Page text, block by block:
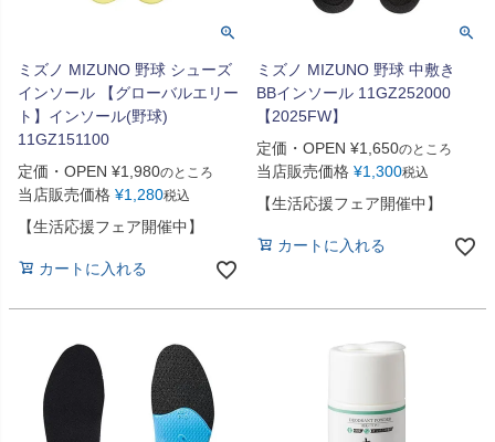
ミズノ MIZUNO 野球 シューズ
インソール 【グローバルエリー
ト】インソール(野球)
11GZ151100
定価・OPEN ¥1,980のところ
当店販売価格 ¥1,280税込
【生活応援フェア開催中】
カートに入れる
ミズノ MIZUNO 野球 中敷き
BBインソール 11GZ252000
【2025FW】
定価・OPEN ¥1,650のところ
当店販売価格 ¥1,300税込
【生活応援フェア開催中】
カートに入れる